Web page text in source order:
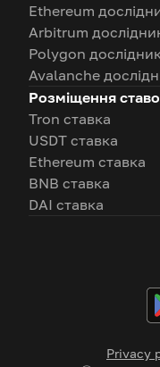
Privacy
Ethereum
Arbitrum
Polygon
Avalanche
Розміщення
Tron ставка
USDT ставка
Ethereum ставка
BNB ставка
DAI ставка